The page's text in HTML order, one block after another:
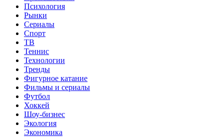
Психология
Рынки
Сериалы
Спорт
ТВ
Теннис
Технологии
Тренды
Фигурное катание
Фильмы и сериалы
Футбол
Хоккей
Шоу-бизнес
Экология
Экономика